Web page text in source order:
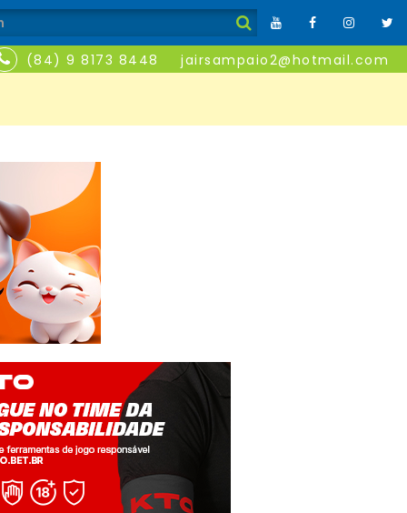
(84) 9 8173 8448 jairsampaio2@hotmail.com